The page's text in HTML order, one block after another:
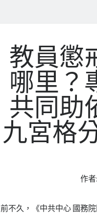
教員懲
哪里？
共同助
九宮格
作者:
前不久，《中共中心 國務